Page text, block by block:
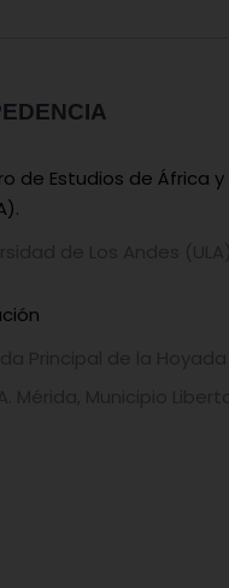
de Estudios de África y
de Los Andes
Principal de la
Mérida, Municipio